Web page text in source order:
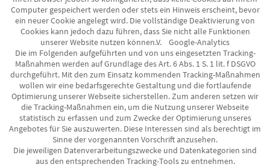
Computer gespeichert werden oder stets ein Hinweis erscheint, bevor
ein neuer Cookie angelegt wird. Die vollständige Deaktivierung von
Cookies kann jedoch dazu führen, dass Sie nicht alle Funktionen
unserer Website nutzen können.V. Google-Analytics
Die im Folgenden aufgeführten und von uns eingesetzten Tracking-
Maßnahmen werden auf Grundlage des Art. 6 Abs. 1 S. 1 lit. f DSGVO
durchgeführt. Mit den zum Einsatz kommenden Tracking-Maßnahmen
wollen wir eine bedarfsgerechte Gestaltung und die fortlaufende
Optimierung unserer Webseite sicherstellen. Zum anderen setzen wir
die Tracking-Maßnahmen ein, um die Nutzung unserer Webseite
statistisch zu erfassen und zum Zwecke der Optimierung unseres
Angebotes für Sie auszuwerten. Diese Interessen sind als berechtigt im
Sinne der vorgenannten Vorschrift anzusehen.
Die jeweiligen Datenverarbeitungszwecke und Datenkategorien sind
aus den entsprechenden Tracking-Tools zu entnehmen.